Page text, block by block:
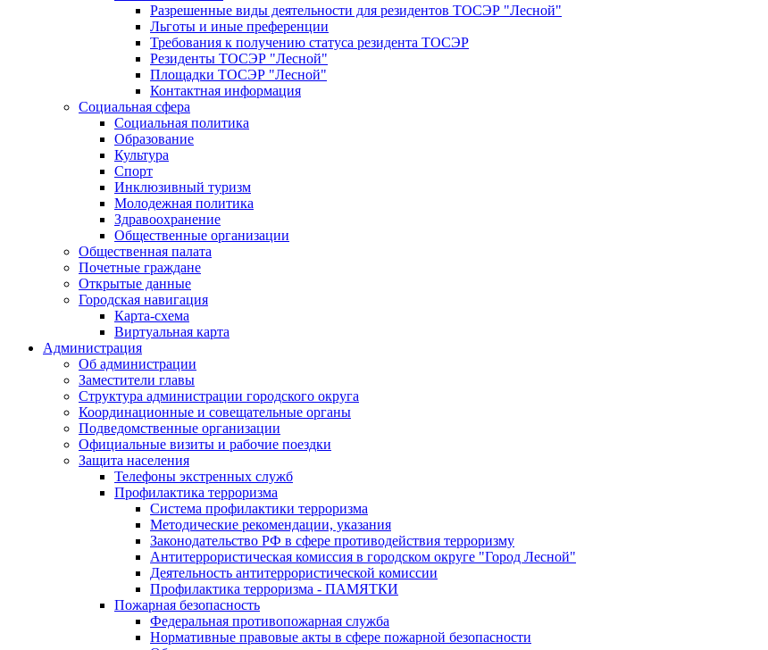
Разрешенные виды деятельности для резидентов ТОСЭР "Лесной"
Льготы и иные преференции
Требования к получению статуса резидента ТОСЭР
Резиденты ТОСЭР "Лесной"
Площадки ТОСЭР "Лесной"
Контактная информация
Социальная сфера
Социальная политика
Образование
Культура
Спорт
Инклюзивный туризм
Молодежная политика
Здравоохранение
Общественные организации
Общественная палата
Почетные граждане
Открытые данные
Городская навигация
Карта-схема
Виртуальная карта
Администрация
Об администрации
Заместители главы
Структура администрации городского округа
Координационные и совещательные органы
Подведомственные организации
Официальные визиты и рабочие поездки
Защита населения
Телефоны экстренных служб
Профилактика терроризма
Система профилактики терроризма
Методические рекомендации, указания
Законодательство РФ в сфере противодействия терроризму
Антитеррористическая комиссия в городском округе "Город Лесной"
Деятельность антитеррористической комиссии
Профилактика терроризма - ПАМЯТКИ
Пожарная безопасность
Федеральная противопожарная служба
Нормативные правовые акты в сфере пожарной безопасности